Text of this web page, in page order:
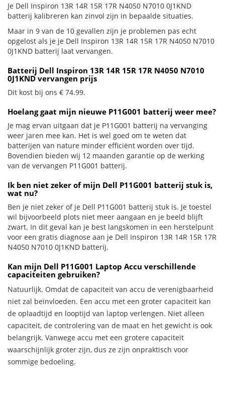
Je Dell Inspiron 13R 14R 15R 17R N4050 N7010 0J1KND
batterij kalibreren kan zinvol zijn in bepaalde situaties.
Maar in 9 van de 10 gevallen zijn je problemen pas echt
opgelost als je je Dell Inspiron 13R 14R 15R 17R N4050 N7010
0J1KND batterij laat vervangen.
Batterij Dell Inspiron 13R 14R 15R 17R N4050 N7010
0J1KND vervangen prijs
Dit kost bij ons € 74.99.
Hoelang gaat mijn nieuwe P11G001 batterij weer mee?
Je mag ervan uitgaan dat je P11G001 batterij na vervanging
weer jaren mee kan. Het is wel goed om te weten dat
batterijen van nature minder efficiënt worden over tijd.
Bovendien bieden wij 12 maanden garantie op de werking
van de vervangen P11G001 batterij.
Ik ben niet zeker of mijn Dell P11G001 batterij stuk is,
wat nu?
Ben je niet zeker of je Dell P11G001 batterij stuk is. Je toestel
wil bijvoorbeeld plots niet meer aangaan en je beeld blijft
zwart. In dit geval kan je best langskomen in een herstelpunt
voor een gratis diagnose aan je Dell Inspiron 13R 14R 15R 17R
N4050 N7010 0J1KND batterij.
Kan mijn Dell P11G001 Laptop Accu verschillende
capaciteiten gebruiken?
Natuurlijk. Omdat de capaciteit van accu de verenigbaarheid
niet zal beïnvloeden. Een accu met een groter capaciteit kan
de oplaadtijd en looptijd van laptop verlengen. Niet alleen
capaciteit, de controlering van de maat en het gewicht is ook
belangrijk. Vanwege accu met een grotere capaciteit
waarschijnlijk groter zijn, dus ze zijn onpraktisch voor
sommige bedoeling.